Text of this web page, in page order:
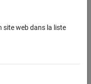
site web dans la liste